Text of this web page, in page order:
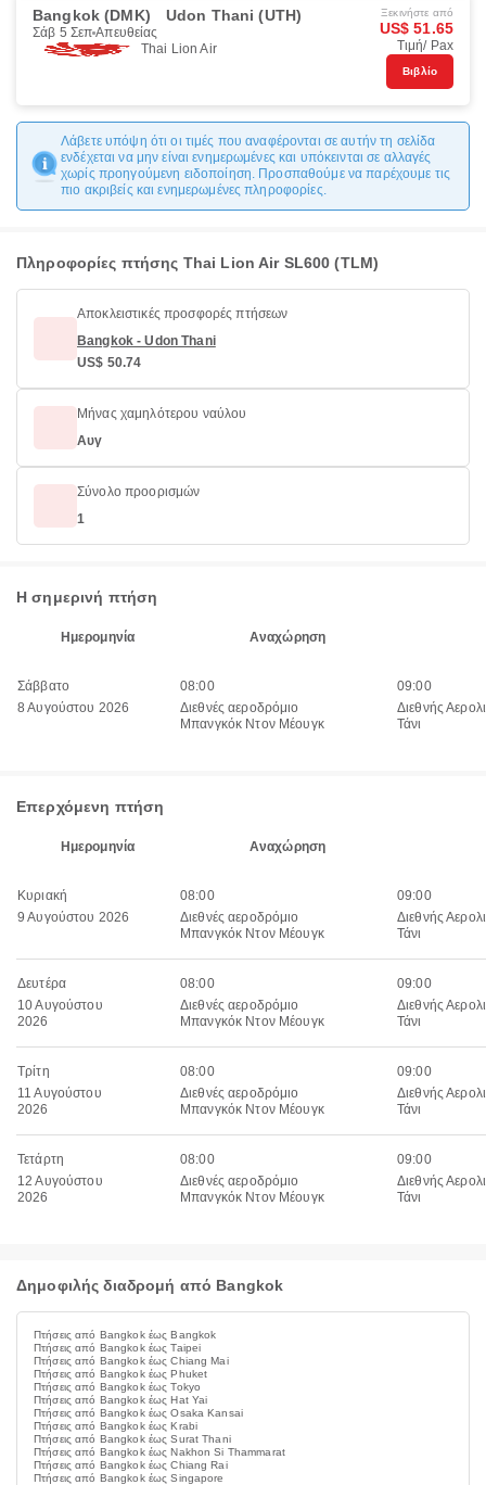
Bangkok (DMK) Udon Thani (UTH)
Σάβ 5 Σεπ Απευθείας
Thai Lion Air
Ξεκινήστε από
US$ 51.65
Τιμή/ Pax
Βιβλίο
Λάβετε υπόψη ότι οι τιμές που αναφέρονται σε αυτήν τη σελίδα
ενδέχεται να μην είναι ενημερωμένες και υπόκεινται σε αλλαγές
χωρίς προηγούμενη ειδοποίηση. Προσπαθούμε να παρέχουμε τις
πιο ακριβείς και ενημερωμένες πληροφορίες.
Πληροφορίες πτήσης Thai Lion Air SL600 (TLM)
Αποκλειστικές προσφορές πτήσεων
Bangkok - Udon Thani
US$ 50.74
Μήνας χαμηλότερου ναύλου
Αυγ
Σύνολο προορισμών
1
Η σημερινή πτήση
Ημερομηνία Αναχώρηση
Σάββατο
8 Αυγούστου 2026
08:00
Διεθνές αεροδρόμιο
Μπανγκόκ Ντον Μέουγκ
09:00
Διεθνής
Τάνι
Επερχόμενη πτήση
Ημερομηνία Αναχώρηση
Κυριακή
9 Αυγούστου 2026
08:00
Διεθνές αεροδρόμιο
Μπανγκόκ Ντον Μέουγκ
09:00
Διεθνής
Τάνι
Δευτέρα
10 Αυγούστου
2026
08:00
Διεθνές αεροδρόμιο
Μπανγκόκ Ντον Μέουγκ
09:00
Διεθνής
Τάνι
Τρίτη
11 Αυγούστου
2026
08:00
Διεθνές αεροδρόμιο
Μπανγκόκ Ντον Μέουγκ
09:00
Διεθνής
Τάνι
Τετάρτη
12 Αυγούστου
2026
08:00
Διεθνές αεροδρόμιο
Μπανγκόκ Ντον Μέουγκ
09:00
Διεθνής
Τάνι
Δημοφιλής διαδρομή από Bangkok
Πτήσεις από Bangkok έως Bangkok
Πτήσεις από Bangkok έως Taipei
Πτήσεις από Bangkok έως Chiang Mai
Πτήσεις από Bangkok έως Phuket
Πτήσεις από Bangkok έως Tokyo
Πτήσεις από Bangkok έως Hat Yai
Πτήσεις από Bangkok έως Osaka Kansai
Πτήσεις από Bangkok έως Krabi
Πτήσεις από Bangkok έως Surat Thani
Πτήσεις από Bangkok έως Nakhon Si Thammarat
Πτήσεις από Bangkok έως Chiang Rai
Πτήσεις από Bangkok έως Singapore